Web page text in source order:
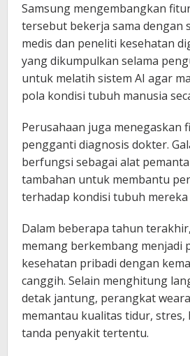
Samsung mengembangkan
tersebut bekerja sama dengan
medis dan peneliti kesehatan
yang dikumpulkan selama
untuk melatih sistem AI agar
pola kondisi tubuh manusia
Perusahaan juga menegaskan
pengganti diagnosis dokter.
berfungsi sebagai alat
tambahan untuk membantu
terhadap kondisi tubuh
Dalam beberapa tahun
memang berkembang menjadi
kesehatan pribadi dengan
canggih. Selain menghitung
detak jantung, perangkat
memantau kualitas tidur, stres,
tanda penyakit tertentu.